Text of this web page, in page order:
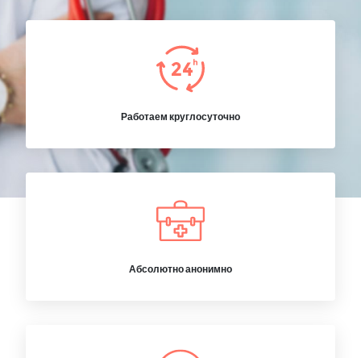
Работаем круглосуточно
Абсолютно анонимно